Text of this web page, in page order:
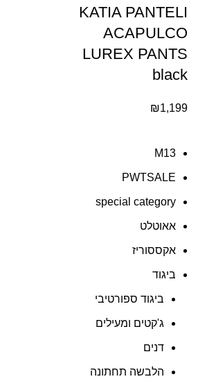
M13
PWTSALE
special category
אאוטלט
אקססוריז
ביגוד
ביגוד ספורטיבי
ג'קטים ומעילים
דנים
הלבשה תחתונה
KATIA PANTELI
ACAPULCO
LUREX PANTS
black
₪1,199